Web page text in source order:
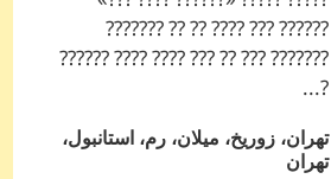
?????? ??? ???? ?? ?? ???????
??????? ??? ?? ??? ???? ???? ??????
?...
تهران، زوریخ، میلان، رم، استانبول،
تهران